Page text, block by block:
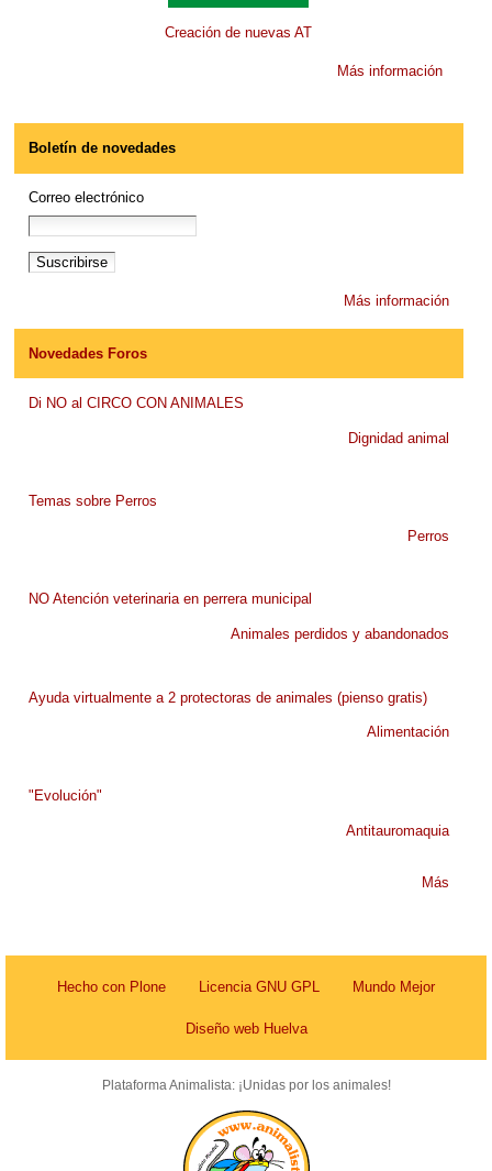
Creación de nuevas AT
Más información
Boletín de novedades
Correo electrónico
Más información
Novedades Foros
Di NO al CIRCO CON ANIMALES
Dignidad animal
Temas sobre Perros
Perros
NO Atención veterinaria en perrera municipal
Animales perdidos y abandonados
Ayuda virtualmente a 2 protectoras de animales (pienso gratis)
Alimentación
"Evolución"
Antitauromaquia
Más
Hecho con Plone Licencia GNU GPL Mundo Mejor
Diseño web Huelva
Plataforma Animalista: ¡Unidas por los animales!